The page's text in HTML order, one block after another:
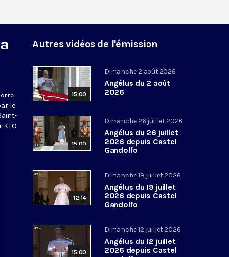
le
KTO.
Autres vidéos de l'émission
15:00
Dimanche 2 août 2026
Angélus du 2 août
2026
15:00
Dimanche 26 juillet 2026
Angélus du 26 juillet
2026 depuis Castel
Gandolfo
12:14
Dimanche 19 juillet 2026
Angélus du 19 juillet
2026 depuis Castel
Gandolfo
15:00
Dimanche 12 juillet 2026
Angélus du 12 juillet
2026 depuis Castel